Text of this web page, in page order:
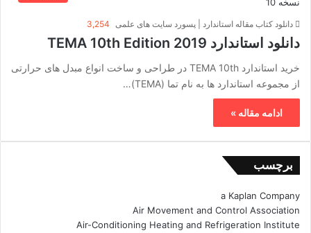
دانلود کتاب مقاله استاندارد | پسورد سایت های علمی 3,254
دانلود استاندارد TEMA 10th Edition 2019
خرید استاندارد TEMA 10th در طراحی و ساخت انواع مبدل های حرارتی
از مجموعه استاندارد ها به نام تما (TEMA)…
ادامه مقاله »
برچسب
a Kaplan Company
Air Movement and Control Association
Air-Conditioning Heating and Refrigeration Institute